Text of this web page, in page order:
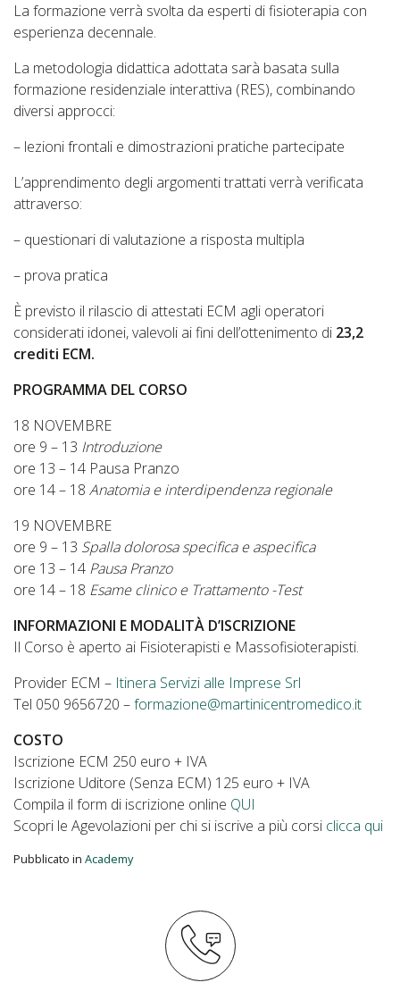
La formazione verrà svolta da esperti di fisioterapia con
esperienza decennale.
La metodologia didattica adottata sarà basata sulla
formazione residenziale interattiva (RES), combinando
diversi approcci:
– lezioni frontali e dimostrazioni pratiche partecipate
L’apprendimento degli argomenti trattati verrà verificata
attraverso:
– questionari di valutazione a risposta multipla
– prova pratica
È previsto il rilascio di attestati ECM agli operatori
considerati idonei, valevoli ai fini dell’ottenimento di 23,2
crediti ECM.
PROGRAMMA DEL CORSO
18 NOVEMBRE
ore 9 – 13 Introduzione
ore 13 – 14 Pausa Pranzo
ore 14 – 18 Anatomia e interdipendenza regionale
19 NOVEMBRE
ore 9 – 13 Spalla dolorosa specifica e aspecifica
ore 13 – 14 Pausa Pranzo
ore 14 – 18 Esame clinico e Trattamento -Test
INFORMAZIONI E MODALITÀ D’ISCRIZIONE
Il Corso è aperto ai Fisioterapisti e Massofisioterapisti.
Provider ECM – Itinera Servizi alle Imprese Srl
Tel 050 9656720 –formazione@martinicentromedico.it
COSTO
Iscrizione ECM 250 euro + IVA
Iscrizione Uditore (Senza ECM) 125 euro + IVA
Compila il form di iscrizione online QUI
Scopri le Agevolazioni per chi si iscrive a più corsi clicca qui
Pubblicato in Academy